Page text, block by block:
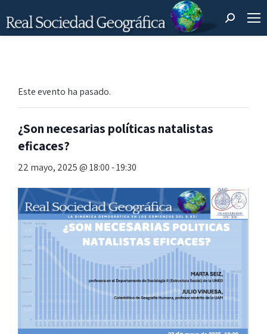
Buscar:
Este evento ha pasado.
¿Son necesarias políticas natalistas
eficaces?
22 mayo, 2025 @ 18:00-19:30